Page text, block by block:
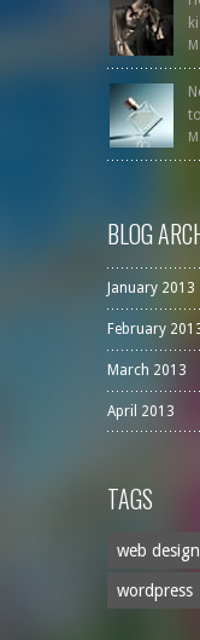
BLOG
January 2013
February
March 2013
April 2013
TAGS
web design
wordpress